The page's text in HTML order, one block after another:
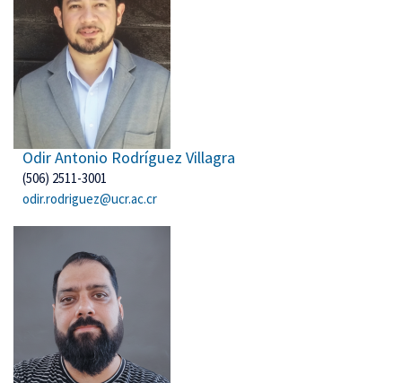
Odir Antonio Rodríguez Villagra
(506) 2511-3001
odir.rodriguez@ucr.ac.cr